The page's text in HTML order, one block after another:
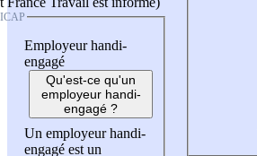
Employeur handi-
engagé
Qu'est-ce qu'un
employeur handi-
engagé ?
Un employeur handi-
engagé est un